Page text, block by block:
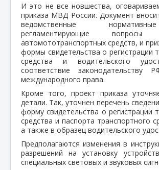
И это не все новшества,
приказа МВД России. Документ
ведомственные
регламентирующие вопросы
автомототранспортных средств, и
формы свидетельства о регистрации
средства и водительского
соответствие
международного права.
Кроме того, проект приказа
детали. Так, уточнен перечень
форму свидетельства о регистрации
средства и паспорта транспортного
а также в образец водительского
Предполагаются изменения в
разрешений на установку
специальных световых и звуковых